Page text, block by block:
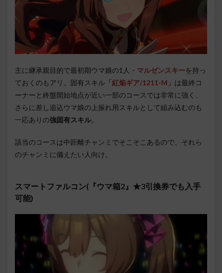
主に継承親目的で最初期ウマ娘の1人・ マルゼンスキーを持っ
ておくのもアリ。固有スキル 「紅焔ギア/1211-M」 は最終コ
ーナーと終盤開始地点が近い一部のコースでは非常に強く、
さらに差し追込ウマ娘の上振れ用スキルとして組み込むのも
一応ありの強固有スキル。
該当のコースは中距離チャンミでそこそこあるので、それら
のチャンミに備えたい人向け。
スマートファルコン(『ウマ箱2』★3引換券でも入手
可能)